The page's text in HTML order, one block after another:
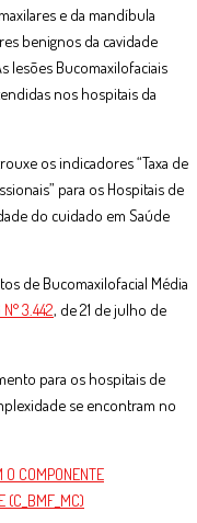
e da mandíbula
benignos da cavidade
lesões Bucomaxilofaciais
nos hospitais da
os indicadores “Taxa de
para os Hospitais de
do cuidado em Saúde
de Bucomaxilofacial Média
3.442, de 21 de julho de
para os hospitais de
se encontram no
O COMPONENTE
(C_BMF_MC)